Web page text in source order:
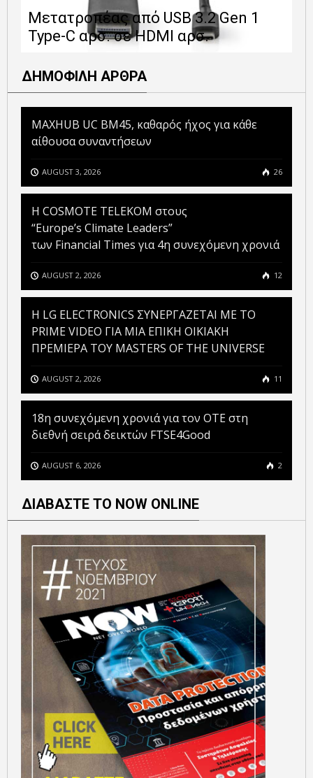
Μετατροπέας από USB 3.2 Gen 1
Type-C αρσ. σε HDMI αρσ.
ΔΗΜΟΦΙΛΗ ΑΡΘΡΑ
MAXHUB UC BM45, καθαρός ήχος για κάθε
αίθουσα συναντήσεων
AUGUST 3, 2026 26
Η COSMOTE TELEKOM στους
“Europe’s Climate Leaders”
των Financial Times για 4η συνεχόμενη χρονιά
AUGUST 2, 2026 12
H LG ELECTRONICS ΣΥΝΕΡΓΑΖΕΤΑΙ ΜΕ ΤΟ
PRIME VIDEO ΓΙΑ ΜΙΑ ΕΠΙΚΗ ΟΙΚΙΑΚΗ
ΠΡΕΜΙΕΡΑ ΤΟΥ MASTERS OF THE UNIVERSE
AUGUST 2, 2026 11
18η συνεχόμενη χρονιά για τον ΟΤΕ στη
διεθνή σειρά δεικτών FTSE4Good
AUGUST 6, 2026 2
ΔΙΑΒΑΣΤΕ ΤΟ NOW ONLINE